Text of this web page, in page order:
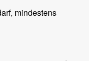
mindestens